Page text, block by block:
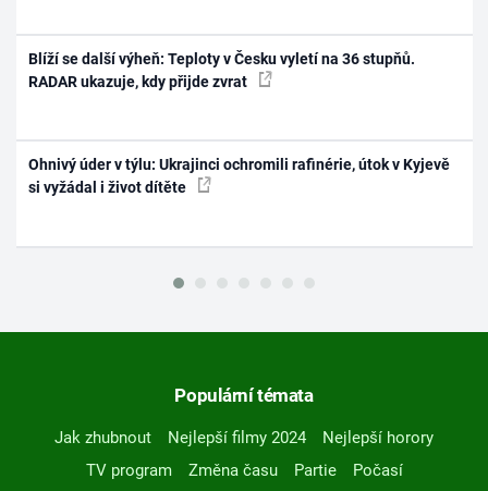
Blíží se další výheň: Teploty v Česku vyletí na 36 stupňů.
RADAR ukazuje, kdy přijde zvrat
Ohnivý úder v týlu: Ukrajinci ochromili rafinérie, útok v Kyjevě
si vyžádal i život dítěte
Populární témata
Jak zhubnout Nejlepší filmy 2024
Nejlepší horory
TV program
Změna času Partie
Počasí